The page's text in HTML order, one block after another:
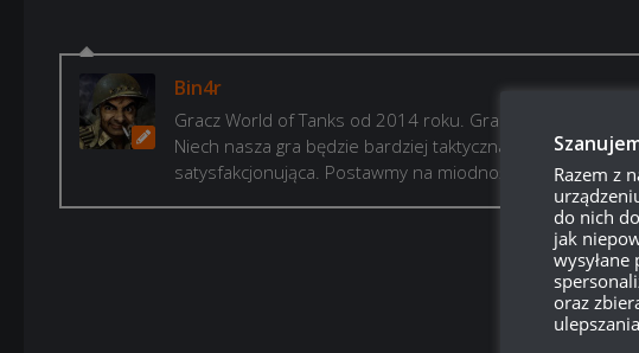
Bin4r
Gracz World of Tanks od 2014 roku. Gram, bo jestem
Niech nasza gra będzie bardziej taktyczna i przemyślana.
satysfakcjonująca. Postawmy na miodność!
Razem z
do nich
jak
wysyłane
oraz